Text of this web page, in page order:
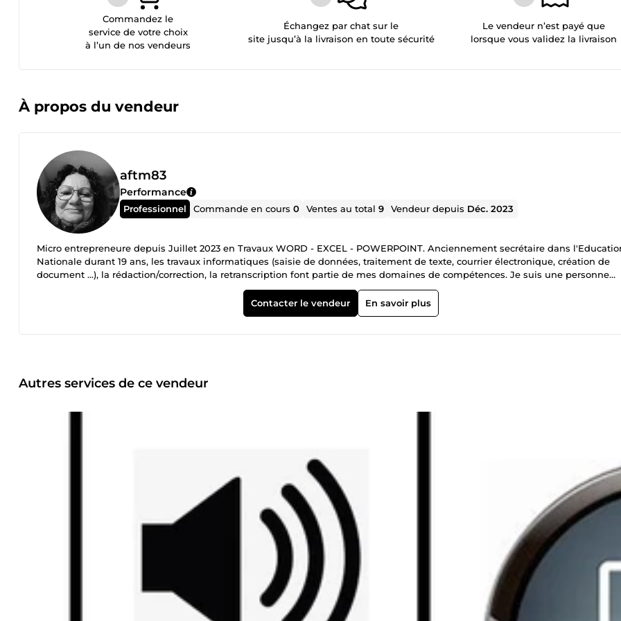
Commandez le
service de votre choix
à l’un de nos vendeurs
Échangez par chat sur le
site jusqu’à la livraison en toute sécurité
Le vendeur n’est payé que
lorsque vous validez la livraison
À propos du vendeur
aftm83
Performance
Professionnel Commande en cours0 Ventes au total9 Vendeur depuis Déc. 2023
Micro entrepreneure depuis Juillet 2023 en Travaux WORD - EXCEL - POWERPOINT. Anciennement secrétaire dans
Nationale durant 19 ans, les travaux informatiques (saisie de données, traitement de texte, courrier électronique, création de
document ...), la rédaction/correction, la retranscription font partie de mes domaines de compétences. Je suis une personne
organisée, autonome, j'ai le sens des responsabilités et des priorités et je sais gérer mon temps. J'ai bénéficié d'une
avec remise à niveau sur Microsoft Office (WORD - EXCEL - POWERPOINT - OUTLOOK 2016). Expérience d'utilisation de la
plateforme Microsoft Teams et Zoom. Le travail à domicile me permet d'adapter mes horaires de travail selon vos besoins.
Contacter le vendeur En savoir plus
Autres services de ce vendeur